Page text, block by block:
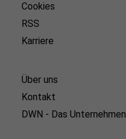
Cookies
RSS
Karriere
Über uns
Kontakt
DWN - Das Unternehmen